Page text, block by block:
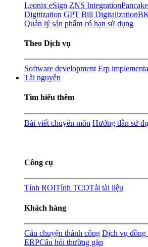
Leonix eSign ZNS Integration
Digitization GPT Bill Digitalization
Quản lý sản phẩm có hạn sử dụng
Theo Dịch vụ
Software development Erp
Tài nguyên
Tìm hiểu thêm
Bài viết chuyên môn Hướng dẫn sử
Công cụ
Tính ROITính TCOTải tài liệu
Khách hàng
Câu chuyện thành công Dịch vụ đồng
ERPCâu hỏi thường gặp